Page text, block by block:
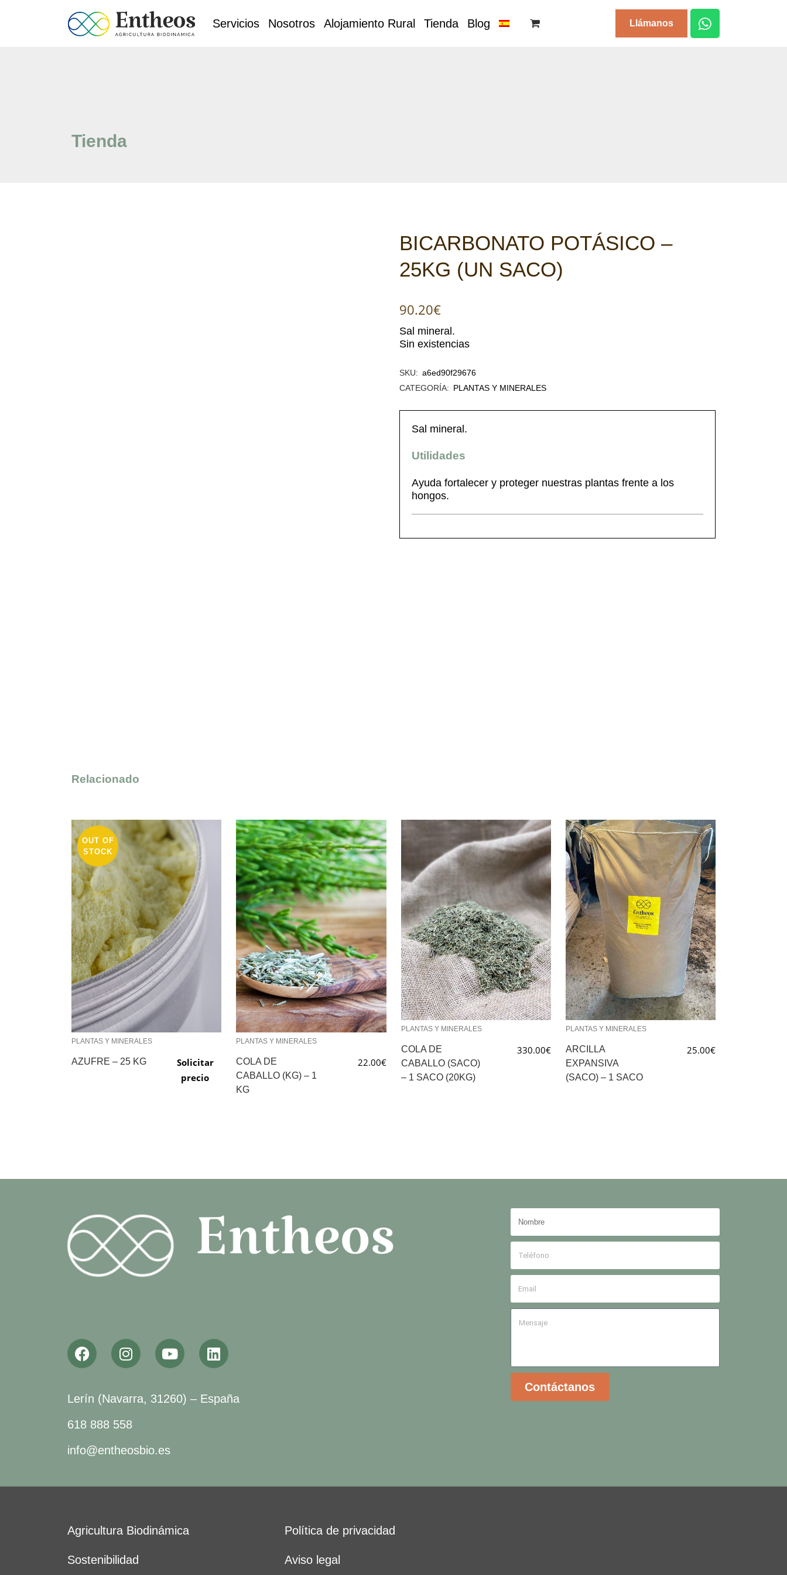
Servicios Nosotros Alojamiento Rural Tienda Blog Llámanos
Tienda
BICARBONATO POTÁSICO –
25KG (UN SACO)
90.20€
Sal mineral.
Sin existencias
SKU: a6ed90f29676
CATEGORÍA: PLANTAS Y MINERALES
Sal mineral.
Utilidades
Ayuda fortalecer y proteger nuestras plantas frente a los
hongos.
Relacionado
OUT OF
STOCK
PLANTAS Y MINERALES
AZUFRE – 25 KG
Solicitar
precio
PLANTAS Y MINERALES
COLA DE
CABALLO (KG) – 1
KG
22.00€
PLANTAS Y MINERALES
COLA DE
CABALLO (SACO)
– 1 SACO (20KG)
330.00€
PLANTAS Y MINERALES
ARCILLA
EXPANSIVA
(SACO) – 1 SACO
25.00€
Lerín (Navarra, 31260) – España
618 888 558
info@entheosbio.es
Contáctanos
Agricultura Biodinámica
Sostenibilidad
Política de privacidad
Aviso legal